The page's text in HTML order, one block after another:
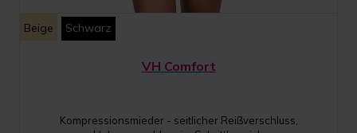
Beige Schwarz
VH Comfort
Kompressionsmieder - seitlicher Reißverschluss,